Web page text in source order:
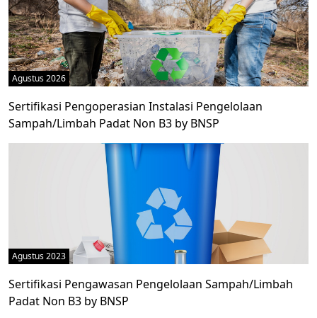
Agustus 2026
Sertifikasi Pengoperasian Instalasi Pengelolaan
Sampah/Limbah Padat Non B3 by BNSP
Agustus 2023
Sertifikasi Pengawasan Pengelolaan Sampah/Limbah
Padat Non B3 by BNSP